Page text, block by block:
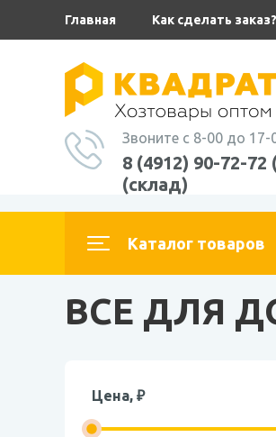
Главная Как сделать заказ?
Звоните с 8-00 до
8 (4912) 90-72-
(склад)
Каталог товаров
Главная ДАЧА И ДОМ
ВСЕ ДЛЯ
Цена, ₽